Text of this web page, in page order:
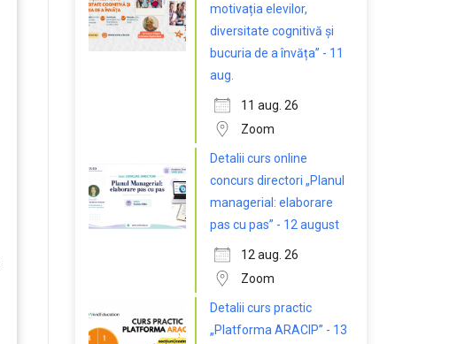
motivația elevilor,
diversitate cognitivă și
bucuria de a învăța” - 11
aug.
11 aug. 26
Zoom
Detalii curs online
concurs directori „Planul
managerial: elaborare
pas cu pas” - 12 august
12 aug. 26
Zoom
Detalii curs practic
„Platforma ARACIP” - 13